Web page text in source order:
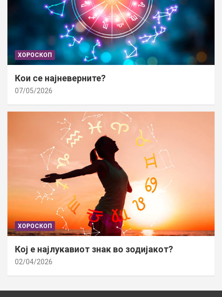
ХОРОСКОП
Кои се најневерните?
07/05/2026
ХОРОСКОП
Кој е најлукавиот знак во зодијакот?
02/04/2026